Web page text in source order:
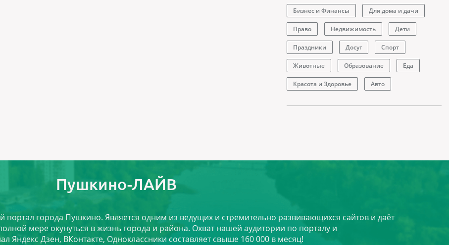
Бизнес и Финансы Для дома и дачи
Право Недвижимость Дети
Праздники Досуг Спорт
Животные Образование Еда
Красота и Здоровье Авто
Пушкино-ЛАЙВ
города Пушкино. Является одним из ведущих и стремительно развивающихся сайтов и даёт
мере окунуться в жизнь города и района. Охват нашей аудитории по порталу и
Яндекс Дзен, ВКонтакте, Одноклассники составляет свыше 160 000 в месяц!